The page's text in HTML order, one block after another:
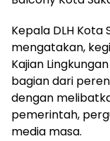
Kepala DLH Kota
mengatakan,
Kajian
bagian dari
dengan
pemerintah,
media masa.